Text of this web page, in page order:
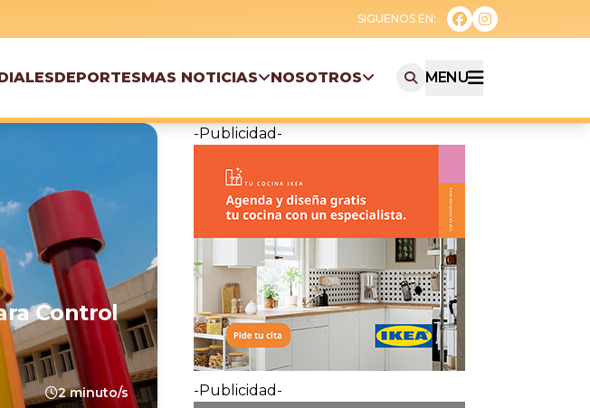
DEPORTESMAS NOTICIAS NOSOTROS MENU
Control
2 minuto/s
-Publicidad-
-Publicidad-